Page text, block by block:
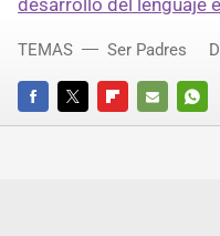
desarrollo del lenguaje
FACEBOOKTWITTERFLIPBOARD
E-
TEMAS Ser Padres